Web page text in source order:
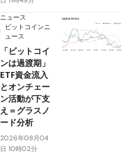
ニュース
ビットコインニ
ュース
「ビットコイ
ンは過渡期」
ETF資金流入
とオンチェー
ン活動が下支
え＝グラスノ
ード分析
2026年08月04
日 10時02分